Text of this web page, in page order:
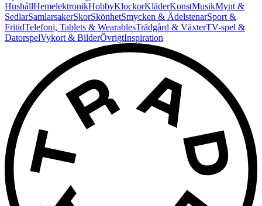
HushållHemelektronikHobbyKlockorKläderKonstMusikMynt &
SedlarSamlarsakerSkorSkönhetSmycken & ÄdelstenarSport &
FritidTelefoni, Tablets & WearablesTrädgård & VäxterTV-spel &
DatorspelVykort & BilderÖvrigtInspiration